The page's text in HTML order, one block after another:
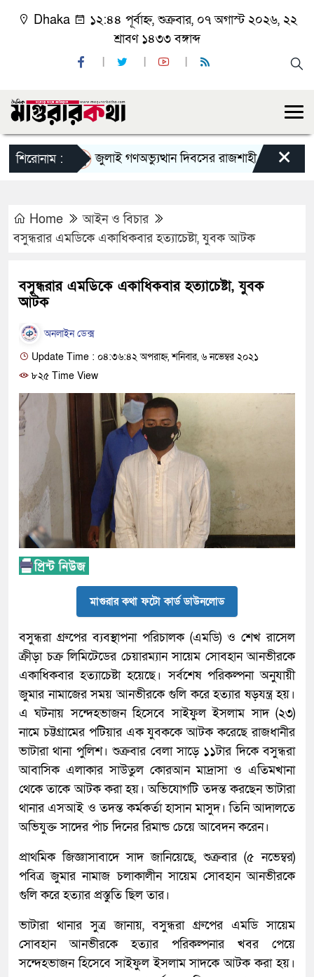
Dhaka
১২:৪৪ পূর্বাহ্ন, শুক্রবার, ০৭ অগাস্ট ২০২৬, ২২
শ্রাবণ ১৪৩৩ বঙ্গাব্দ
শিরোনাম : জুলাই গণঅভ্যুত্থান দিবসের রাজশাহী মহানগর×
Home
আইন ও বিচার
বসুন্ধরার এমডিকে একাধিকবার হত্যাচেষ্টা, যুবক আটক
বসুন্ধরার এমডিকে একাধিকবার হত্যাচেষ্টা, যুবক
আটক
অনলাইন ডেক্স
Update Time : ০৪:৩৬:৪২ অপরাহ্ন, শনিবার, ৬ নভেম্বর ২০২১
৮২৫ Time View
মাগুরার কথা ফটো কার্ড ডাউনলোড
বসুন্ধরা গ্ৰুপের ব্যবস্থাপনা পরিচালক (এমডি) ও শেখ রাসেল
ক্রীড়া চক্র লিমিটেডের চেয়ারম্যান সায়েম সোবহান আনভীরকে
একাধিকবার হত্যাচেষ্টা হয়েছে। সর্বশেষ পরিকল্পনা অনুযায়ী
জুমার নামাজের সময় আনভীরকে গুলি করে হত্যার ষড়যন্ত্র হয়।
এ ঘটনায় সন্দেহভাজন হিসেবে সাইফুল ইসলাম সাদ (২৩)
নামে চট্টগ্রামের পটিয়ার এক যুবককে আটক করেছে রাজধানীর
ভাটারা থানা পুলিশ। শুক্রবার বেলা সাড়ে ১১টার দিকে বসুন্ধরা
আবাসিক এলাকার সাউতুল কোরআন মাদ্রাসা ও এতিমখানা
থেকে তাকে আটক করা হয়। অভিযোগটি তদন্ত করছেন ভাটারা
থানার এসআই ও তদন্ত কর্মকর্তা হাসান মাসুদ। তিনি আদালতে
অভিযুক্ত সাদের পাঁচ দিনের রিমান্ড চেয়ে আবেদন করেন।
প্রাথমিক জিজ্ঞাসাবাদে সাদ জানিয়েছে, শুক্রবার (৫ নভেম্বর)
পবিত্র জুমার নামাজ চলাকালীন সায়েম সোবহান আনভীরকে
গুলি করে হত্যার প্রস্তুতি ছিল তার।
ভাটারা থানার সুত্র জানায়, বসুন্ধরা গ্রুপের এমডি সায়েম
সোবহান আনভীরকে হত্যার পরিকল্পনার খবর পেয়ে
সন্দেহভাজন হিসেবে সাইফুল ইসলাম সাদকে আটক করা হয়।